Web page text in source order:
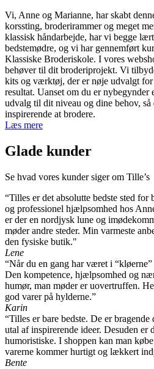
varianter.
Mulighederne
kan
vælges
på
varesiden
Vi, Anne og Marianne, har skabt
korssting, broderirammer og meget
klassisk håndarbejde, har vi begge
bedstemødre, og vi har gennemført
Klassiske Broderiskole. I vores
behøver til dit broderiprojekt. Vi
kits og værktøj, der er nøje udvalgt for
resultat. Uanset om du er nybegynder
udvalg til dit niveau og dine behov,
inspirerende at brodere.
Læs mere
Glade kunder
Se hvad vores kunder siger om Tille’s
“Tilles er det absolutte bedste sted for
og professionel hjælpsomhed hos
er der en nordjysk lune og
møder andre steder. Min varmeste
den fysiske butik."
Lene
“Når du en gang har været i
Den kompetence, hjælpsomhed og
humør, man møder er uovertruffen.
god varer på hylderne.”
Karin
“Tilles er bare bedste. De er
utal af inspirerende ideer. Desuden er
humoristiske. I shoppen kan man
varerne kommer hurtigt og lækkert
Bente